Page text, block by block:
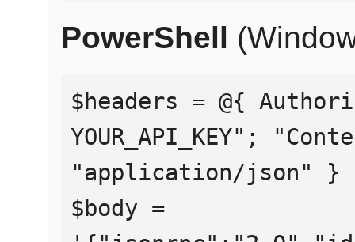
PowerShell
$headers = @{
YOUR_API_KEY";
"application/json" }
$body =